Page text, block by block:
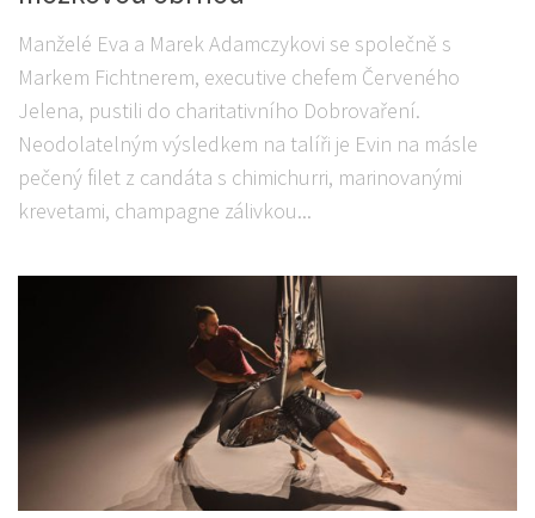
Manželé Eva a Marek Adamczykovi se společně s
Markem Fichtnerem, executive chefem Červeného
Jelena, pustili do charitativního Dobrovaření.
Neodolatelným výsledkem na talíři je Evin na másle
pečený filet z candáta s chimichurri, marinovanými
krevetami, champagne zálivkou...